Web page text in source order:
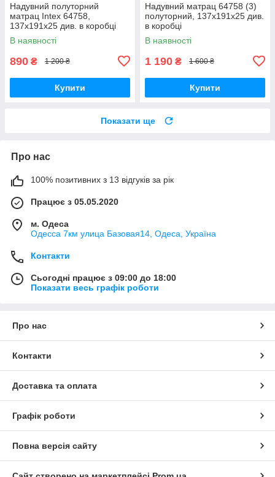
Надувний полуторний
матрац Intex 64758,
137х191х25 див. в коробці
В наявності
890 ₴ 1 200 ₴
Купити
Надувний матрац 64758 (3)
полуторний, 137х191х25 див.
в коробці
В наявності
1 190 ₴ 1 600 ₴
Купити
Показати ще
Про нас
100% позитивних з 13 відгуків за рік
Працює з 05.05.2020
м. Одеса
Одесса 7км улица Базовая14, Одеса, Україна
Контакти
Сьогодні працює з 09:00 до 18:00
Показати весь графік роботи
Про нас
Контакти
Доставка та оплата
Графік роботи
Повна версія сайту